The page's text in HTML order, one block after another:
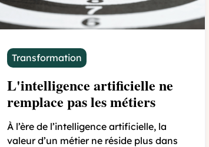
Transformation
L'intelligence artificielle ne
remplace pas les métiers
À l’ère de l’intelligence artificielle, la
valeur d’un métier ne réside plus dans